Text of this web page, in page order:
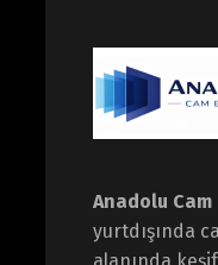
Anadolu
yurtdışında